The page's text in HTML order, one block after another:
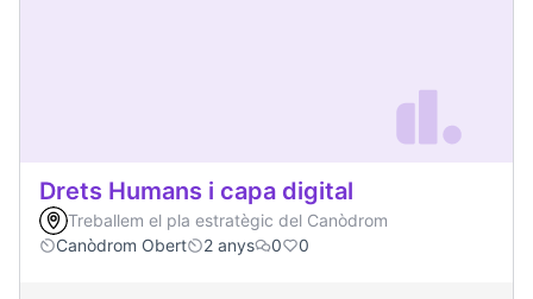
Drets Humans i capa digital
Treballem el pla estratègic del Canòdrom
Canòdrom Obert
2 anys 0 0